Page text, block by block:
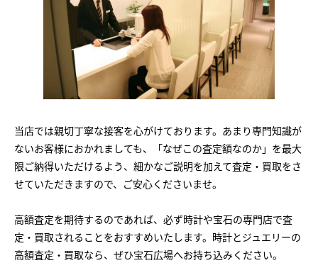
当店では親切丁寧な接客を心がけております。あまり専門知識が
ないお客様におかれましても、「なぜこの査定額なのか」を最大
限ご納得いただけるよう、細かなご説明を加えて査定・買取をさ
せていただきますので、ご安心くださいませ。
高額査定を期待するのであれば、必ず時計や宝石の専門店で査
定・買取されることをおすすめいたします。時計とジュエリーの
高額査定・買取なら、ぜひ宝石広場へお持ち込みください。